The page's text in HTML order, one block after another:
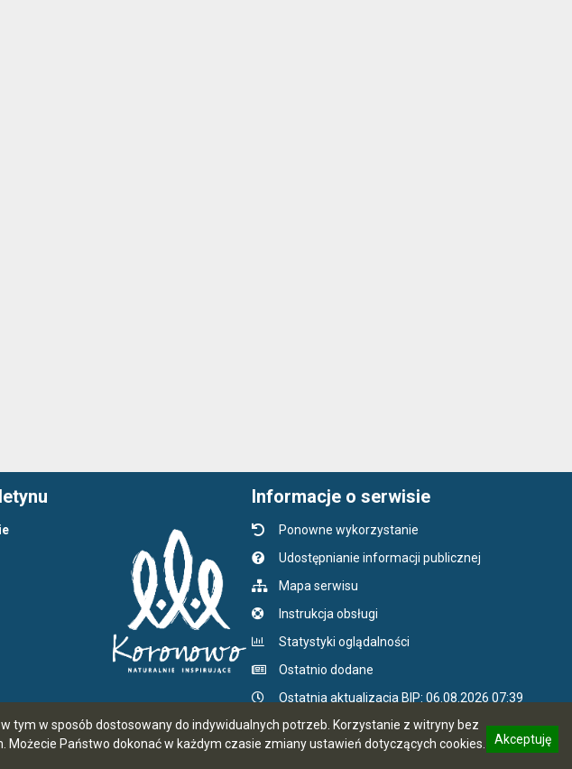
tym w sposób dostosowany do indywidualnych potrzeb. Korzystanie z witryny bez
Państwo dokonać w każdym czasie zmiany ustawień dotyczących cookies.
Akceptuję
Informacje o serwisie
Ponowne wykorzystanie
Udostępnianie informacji publicznej
Mapa serwisu
Instrukcja obsługi
Statystyki oglądalności
Ostatnio dodane
Ostatnia aktualizacja BIP: 06.08.2026 07:39
CMS i hosting: Logonet Sp. z o.o. w Bydgoszczy